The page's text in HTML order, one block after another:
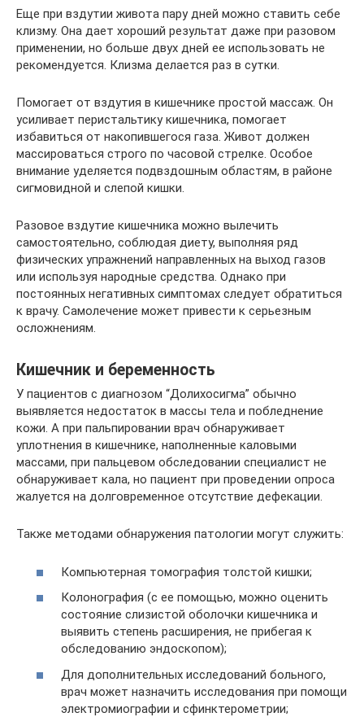
Еще при вздутии живота пару дней можно ставить себе
клизму. Она дает хороший результат даже при разовом
применении, но больше двух дней ее использовать не
рекомендуется. Клизма делается раз в сутки.
Помогает от вздутия в кишечнике простой массаж. Он
усиливает перистальтику кишечника, помогает
избавиться от накопившегося газа. Живот должен
массироваться строго по часовой стрелке. Особое
внимание уделяется подвздошным областям, в районе
сигмовидной и слепой кишки.
Разовое вздутие кишечника можно вылечить
самостоятельно, соблюдая диету, выполняя ряд
физических упражнений направленных на выход газов
или используя народные средства. Однако при
постоянных негативных симптомах следует обратиться
к врачу. Самолечение может привести к серьезным
осложнениям.
Кишечник и беременность
У пациентов с диагнозом “Долихосигма” обычно
выявляется недостаток в массы тела и побледнение
кожи. А при пальпировании врач обнаруживает
уплотнения в кишечнике, наполненные каловыми
массами, при пальцевом обследовании специалист не
обнаруживает кала, но пациент при проведении опроса
жалуется на долговременное отсутствие дефекации.
Также методами обнаружения патологии могут служить:
Компьютерная томография толстой кишки;
Колонография (с ее помощью, можно оценить
состояние слизистой оболочки кишечника и
выявить степень расширения, не прибегая к
обследованию эндоскопом);
Для дополнительных исследований больного,
врач может назначить исследования при помощи
электромиографии и сфинктерометрии;